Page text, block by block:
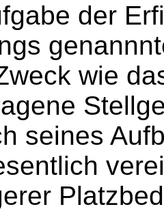
der
wie
seines